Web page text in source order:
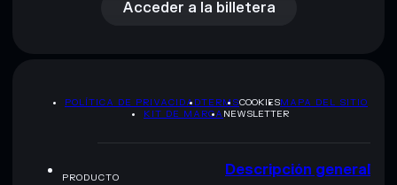
Acceder a la billetera
POLÍTICA DE PRIVACIDADTERMSCOOKIESMAPA DEL SITIO
KIT DE MARCA NEWSLETTER
PRODUCTO Descripción general